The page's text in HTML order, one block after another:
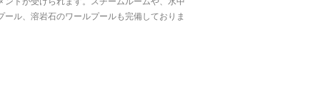
ール、溶岩石のワールプールも完備しておりま